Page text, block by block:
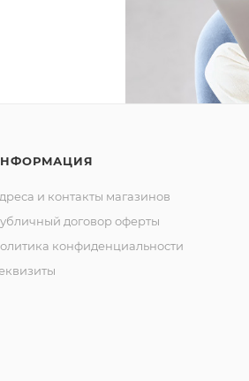
и контакты магазинов
договор оферты
конфиденциальности